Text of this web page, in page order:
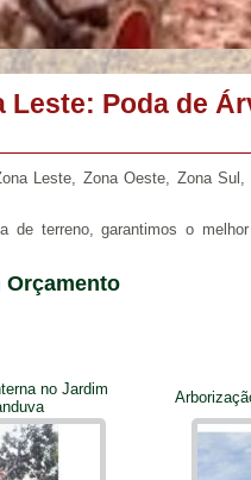
Leste: Poda de
Leste, Zona Oeste, Zona Sul,
terreno, garantimos o
no Jardim